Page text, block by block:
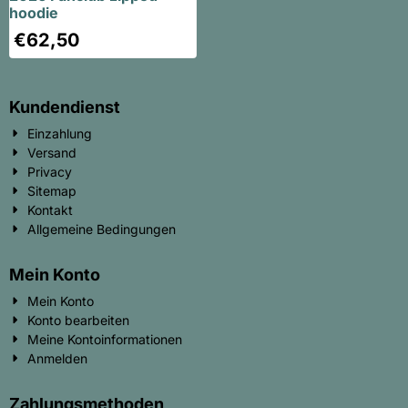
hoodie
€62,50
Kundendienst
Einzahlung
Versand
Privacy
Sitemap
Kontakt
Allgemeine Bedingungen
Mein Konto
Mein Konto
Konto bearbeiten
Meine Kontoinformationen
Anmelden
Zahlungsmethoden